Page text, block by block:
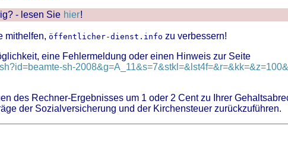
- lesen Sie hier!
mithelfen, öffentlicher-dienst.info zu verbessern!
eine Fehlermeldung oder einen Hinweis zur Seite
sh-
des Rechner-Ergebnisses um 1 oder 2 Cent zu Ihrer
der Sozialversicherung und der Kirchensteuer zurückzuführen.